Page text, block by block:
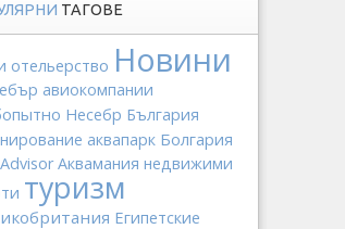
ТАГОВЕ
отельерство Новини
авиокомпании
Несебр България
аквапарк Болгария
Аквамания недвижими
туризм
Египетские